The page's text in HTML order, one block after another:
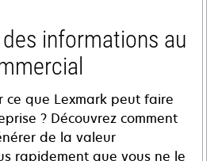
informations au
ce que Lexmark peut faire
? Découvrez comment
de la valeur
rapidement que vous ne le